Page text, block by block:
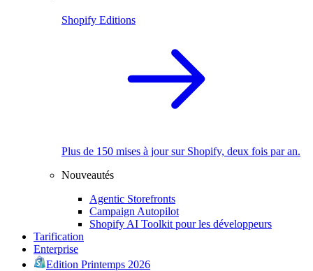
Shopify Editions
Plus de 150 mises à jour sur Shopify, deux fois par an.
Nouveautés
Agentic Storefronts
Campaign Autopilot
Shopify AI Toolkit pour les développeurs
Tarification
Enterprise
Edition Printemps 2026